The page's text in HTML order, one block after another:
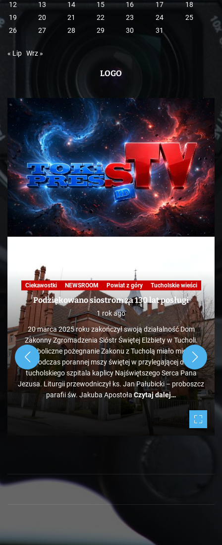
12
13 14 15 16 17
18
19
20 21 22 23 24
25
26
27 28 29 30 31
« Lip Wrz »
LOGO
Ciekawostki NEWSROOM Powiat z góry Tucholskie wieści
Podziękowano siostrom za 130 lat posługi
1 rok ago
20 marca 2025 roku zakończył swoją działalność Dom
Zakonny Zgromadzenia Sióstr Świętej Elżbiety w Tucholi.
Symboliczne pożegnanie Zakonu z Tucholą miało miejsce
podczas porannej mszy świętej w przylegającej do
tucholskiego szpitala kaplicy Najświętszego Serca Pana
Jezusa. Liturgii przewodniczył ks. Jan Pałubicki – proboszcz
parafii św. Jakuba ApostołaCzytaj dalej…